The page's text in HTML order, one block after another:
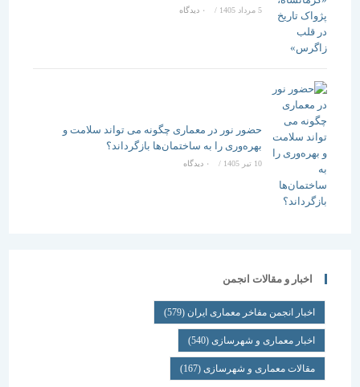
5 مرداد 1405 / ۰ دیدگاه
حضور نور در معماری چگونه می تواند سلامت و
بهره‌وری را به ساختمان‌ها بازگرداند؟
/ ۰ دیدگاه
اخبار و مقالات انجمن
اخبار انجمن مفاخر معماری ایران (579)
اخبار معماری و شهرسازی(540)
مقالات معماری و شهرسازی(167)